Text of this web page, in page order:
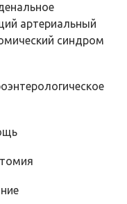
артериальный
синдром